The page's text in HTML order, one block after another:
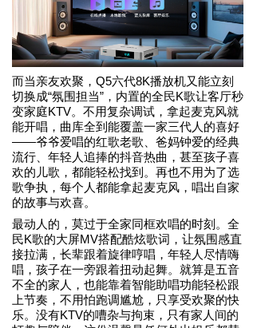
而当亲友欢聚，Q5六代8K播放机又能立刻
切换成“氛围担当”，内置的全民K歌让客厅秒
变家庭KTV。不用复杂调试，拿起麦克风就
能开唱，曲库全到能覆盖一家三代人的喜好
——爷爷爱唱的红歌老歌、爸妈钟爱的经典
流行、年轻人追捧的抖音热曲，甚至孩子喜
欢的儿歌，都能轻松找到。再也不用为了选
歌争执，每个人都能拿起麦克风，唱出自家
的故事与欢喜。
最动人的，莫过于全家同框欢唱的时刻。全
民K歌的大屏MV搭配酷炫歌词，让氛围感直
接拉满，长辈跟着旋律哼唱，年轻人尽情嗨
唱，孩子在一旁跟着扭动起舞。就算是五音
不全的家人，也能靠着智能助唱功能轻松跟
上节奏，不用怕跑调尴尬，只享受欢聚的快
乐。没有KTV的嘈杂与拘束，只有家人间的